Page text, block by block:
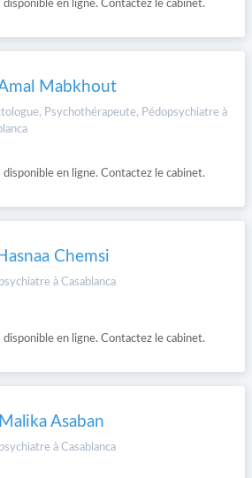
disponible en ligne. Contactez le cabinet.
Mabkhout
Psychothérapeute, Pédopsychiatre à
disponible en ligne. Contactez le cabinet.
Chemsi
à Casablanca
disponible en ligne. Contactez le cabinet.
Asaban
à Casablanca